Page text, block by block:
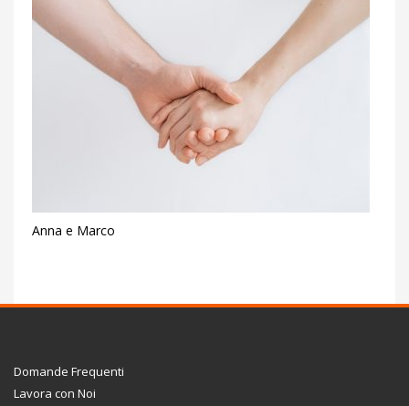
Anna e Marco
Domande Frequenti
Lavora con Noi